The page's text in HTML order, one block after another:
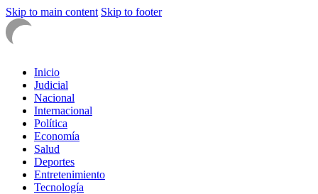
Skip to main content Skip to footer
Inicio
Judicial
Nacional
Internacional
Política
Economía
Salud
Deportes
Entretenimiento
Tecnología